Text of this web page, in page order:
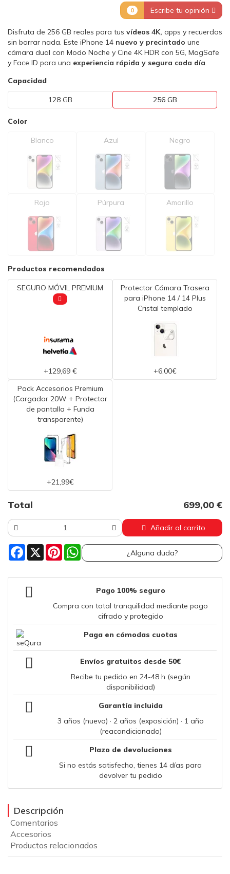
0 Escribe tu opinión
Disfruta de 256 GB reales para tus vídeos 4K, apps y recuerdos
sin borrar nada. Este iPhone 14 nuevo y precintado une
cámara dual con Modo Noche y Cine 4K HDR con 5G, MagSafe
y Face ID para una experiencia rápida y segura cada día.
Capacidad
128 GB 256 GB
Color
Blanco Azul Negro
Rojo Púrpura Amarillo
Productos recomendados
SEGURO MÓVIL PREMIUM
+129,69 €
Protector Cámara Trasera
para iPhone 14 / 14 Plus
Cristal templado
+6,00€
Pack Accesorios Premium
(Cargador 20W + Protector
de pantalla + Funda
transparente)
+21,99€
Total 699,00 €
Añadir al carrito
Facebook
X PinterestWhatsApp ¿Alguna duda?
Pago 100% seguro
Compra con total tranquilidad mediante pago
cifrado y protegido
Paga en cómodas cuotas
Envíos gratuitos desde 50€
Recibe tu pedido en 24-48 h (según
disponibilidad)
Garantía incluida
3 años (nuevo) · 2 años (exposición) · 1 año
(reacondicionado)
Plazo de devoluciones
Si no estás satisfecho, tienes 14 días para
devolver tu pedido
Descripción
Comentarios
Accesorios
Productos relacionados